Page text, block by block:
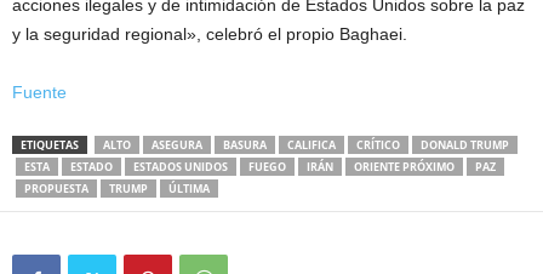
acciones ilegales y de intimidación de Estados Unidos sobre la paz
y la seguridad regional», celebró el propio Baghaei.
Fuente
ETIQUETAS ALTO ASEGURA BASURA CALIFICA CRÍTICO
DONALD TRUMP
ESTA
ESTADO ESTADOS UNIDOS FUEGO IRÁN ORIENTE PRÓXIMO
PAZ
PROPUESTA
TRUMP ÚLTIMA